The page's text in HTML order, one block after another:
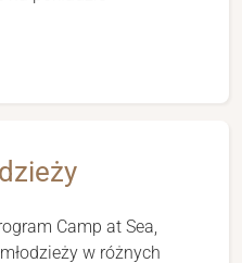
Camp at Sea,
w różnych